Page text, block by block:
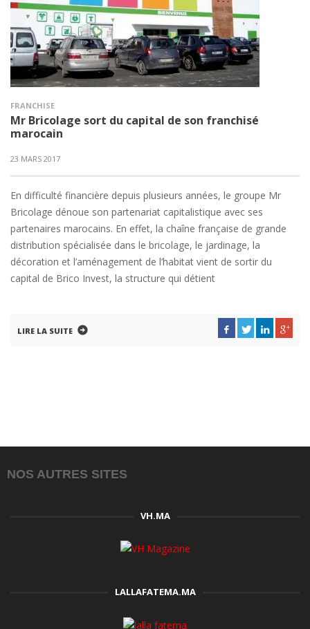
FRANCHISE
Mr Bricolage sort du capital de son franchisé
marocain
23 MARS 2017
En difficulté financière depuis plusieurs années, le groupe Mr
Bricolage dénoue son partenariat capitalistique avec ses
partenaires marocains. En effet, la chaîne française de grande
distribution spécialisée dans le bricolage, le jardinage, la
décoration et l’aménagement de l’habitat vient de sortir du
capital de Brico Invest, la structure qui détient
LIRE LA SUITE
NOS AUTRES SITES
VH.MA
LALLAFATEMA.MA